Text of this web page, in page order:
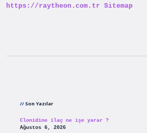
https://raytheon.com.tr Sitemap
Son Yazılar
Clonidine ilaç ne işe yarar ?
Ağustos 6, 2026